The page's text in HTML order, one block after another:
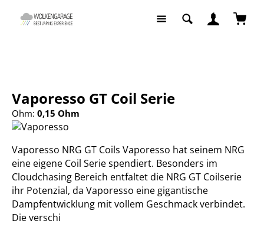
Zum Hauptinhalt springen
Vaporesso GT Coil Serie
Ohm: 0,15 Ohm
Vaporesso NRG GT Coils Vaporesso hat seinem NRG
eine eigene Coil Serie spendiert. Besonders im
Cloudchasing Bereich entfaltet die NRG GT Coilserie
ihr Potenzial, da Vaporesso eine gigantische
Dampfentwicklung mit vollem Geschmack verbindet.
Die verschi